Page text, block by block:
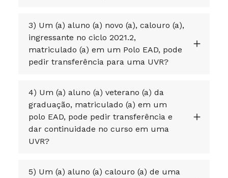
3) Um (a) aluno (a) novo (a), calouro (a),
ingressante no ciclo 2021.2,
matriculado (a) em um Polo EAD, pode
pedir transferência para uma UVR?
4) Um (a) aluno (a) veterano (a) da
graduação, matriculado (a) em um
polo EAD, pode pedir transferência e
dar continuidade no curso em uma
UVR?
5) Um (a) aluno (a) calouro (a) de uma